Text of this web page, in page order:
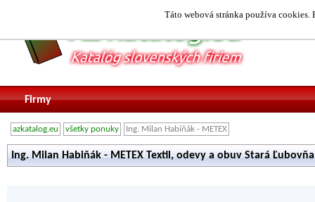
Táto webová stránka používa
Firmy
azkatalog.eu všetky ponuky Ing. Milan Habiňák - METEX
Ing. Milan Habiňák - METEX Textil, odevy a obuv Stará Ľubovňa